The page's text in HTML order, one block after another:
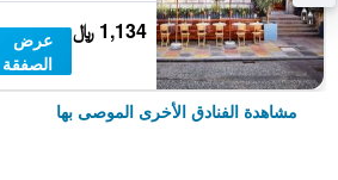
1,134 ﷼
عرض
الصفقة
مشاهدة الفنادق الأخرى الموصى بها